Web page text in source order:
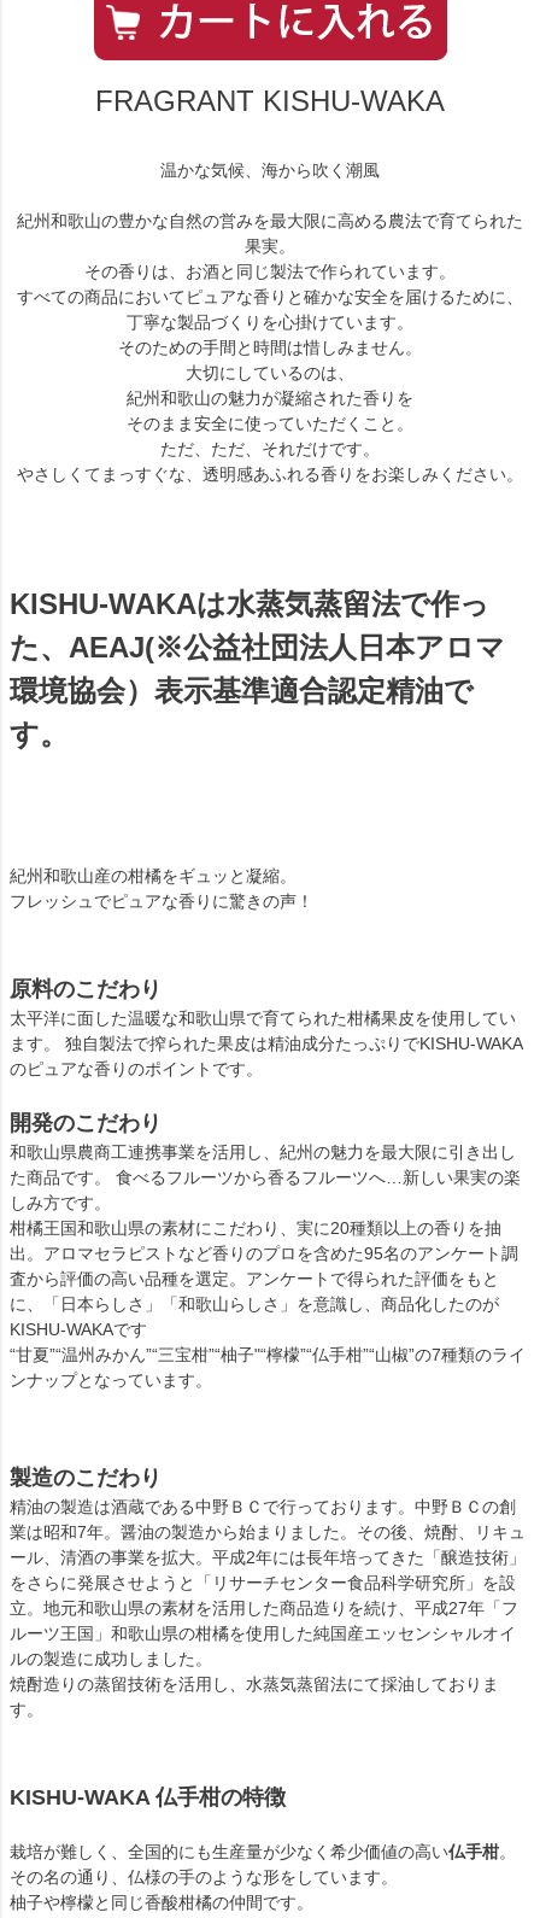
FRAGRANT KISHU-WAKA
温かな気候、海から吹く潮風
紀州和歌山の豊かな自然の営みを最大限に高める農法で育てられた
果実。
その香りは、お酒と同じ製法で作られています。
すべての商品においてピュアな香りと確かな安全を届けるために、
丁寧な製品づくりを心掛けています。
そのための手間と時間は惜しみません。
大切にしているのは、
紀州和歌山の魅力が凝縮された香りを
そのまま安全に使っていただくこと。
ただ、ただ、それだけです。
やさしくてまっすぐな、透明感あふれる香りをお楽しみください。
KISHU-WAKAは水蒸気蒸留法で作っ
た、AEAJ(※公益社団法人日本アロマ
環境協会）表示基準適合認定精油で
す。
紀州和歌山産の柑橘をギュッと凝縮。
フレッシュでピュアな香りに驚きの声！
原料のこだわり
太平洋に面した温暖な和歌山県で育てられた柑橘果皮を使用してい
ます。 独自製法で搾られた果皮は精油成分たっぷりでKISHU-WAKA
のピュアな香りのポイントです。
開発のこだわり
和歌山県農商工連携事業を活用し、紀州の魅力を最大限に引き出し
た商品です。 食べるフルーツから香るフルーツへ…新しい果実の楽
しみ方です。
柑橘王国和歌山県の素材にこだわり、実に20種類以上の香りを抽
出。アロマセラピストなど香りのプロを含めた95名のアンケート調
査から評価の高い品種を選定。アンケートで得られた評価をもと
に、「日本らしさ」「和歌山らしさ」を意識し、商品化したのが
KISHU-WAKAです
“甘夏”“温州みかん”“三宝柑”“柚子"“檸檬”“仏手柑”“山椒”の7種類のライ
ンナップとなっています。
製造のこだわり
精油の製造は酒蔵である中野ＢＣで行っております。中野ＢＣの創
業は昭和7年。醤油の製造から始まりました。その後、焼酎、リキュ
ール、清酒の事業を拡大。平成2年には長年培ってきた「醸造技術」
をさらに発展させようと「リサーチセンター食品科学研究所」を設
立。地元和歌山県の素材を活用した商品造りを続け、平成27年「フ
ルーツ王国」和歌山県の柑橘を使用した純国産エッセンシャルオイ
ルの製造に成功しました。
焼酎造りの蒸留技術を活用し、水蒸気蒸留法にて採油しておりま
す。
KISHU-WAKA 仏手柑の特徴
栽培が難しく、全国的にも生産量が少なく希少価値の高い仏手柑。
その名の通り、仏様の手のような形をしています。
柚子や檸檬と同じ香酸柑橘の仲間です。